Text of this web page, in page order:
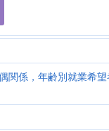
関係，年齢別就業希